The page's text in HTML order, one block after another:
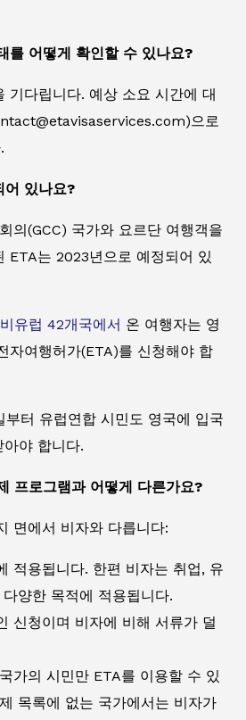
를 어떻게 확인할 수 있나요?
기다립니다. 예상 소요 시간에 대
으로
어 있나요?
의(GCC) 국가와 요르단 여행객을
ETA는 2023년으로 예정되어 있
비유럽 42개국에서 온 여행자는 영
자여행허가(ETA)를 신청해야 합
터 유럽연합 시민도 영국에 입국
야 합니다.
프로그램과 어떻게 다른가요?
면에서 비자와 다릅니다:
적용됩니다. 한편 비자는 취업, 유
양한 목적에 적용됩니다.
신청이며 비자에 비해 서류가 덜
가의 시민만 ETA를 이용할 수 있
목록에 없는 국가에서는 비자가